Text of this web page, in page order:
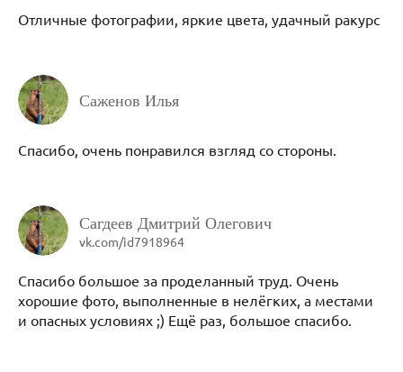
Отличные фотографии, яркие цвета, удачный ракурс
Саженов Илья
Спасибо, очень понравился взгляд со стороны.
Сагдеев Дмитрий Олегович
vk.com/id7918964
Спасибо большое за проделанный труд. Очень
хорошие фото, выполненные в нелёгких, а местами
и опасных условиях ;) Ещё раз, большое спасибо.